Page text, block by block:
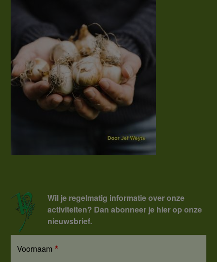
Wil je regelmatig informatie over onze
activiteiten? Dan abonneer je hier op onze
nieuwsbrief.
Voornaam